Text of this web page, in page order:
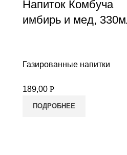
Напиток Комбуча
имбирь и мед,
Газированные напитки
189,00 Р
ПОДРОБНЕЕ